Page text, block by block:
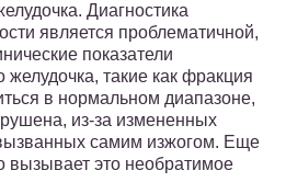
Диагностика
является проблематичной,
показатели
такие как фракция
в нормальном диапазоне,
из-за измененных
самим изжогом. Еще
вызывает это необратимое